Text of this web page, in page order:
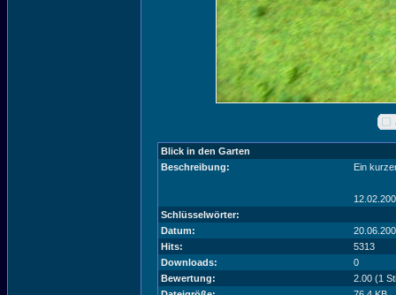
Blick in den Garten
Beschreibung:
Ein
Schlüsselwörter:
Datum:
Hits:
5313
Downloads:
0
Bewertung:
2.00 (1